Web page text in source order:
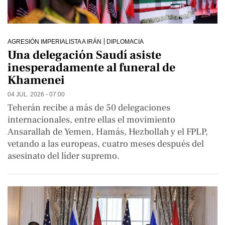
AGRESIÓN IMPERIALISTA A IRÁN DIPLOMACIA
Una delegación Saudí asiste
inesperadamente al funeral de
Khamenei
04 JUL. 2026 - 07:00
Teherán recibe a más de 50 delegaciones
internacionales, entre ellas el movimiento
Ansarallah de Yemen, Hamás, Hezbollah y el FPLP,
vetando a las europeas, cuatro meses después del
asesinato del líder supremo.